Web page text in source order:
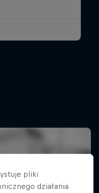
pliki
działania